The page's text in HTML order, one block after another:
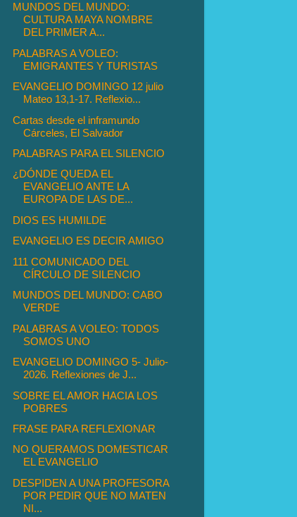
MUNDOS DEL MUNDO:
CULTURA MAYA NOMBRE
DEL PRIMER A...
PALABRAS A VOLEO:
EMIGRANTES Y TURISTAS
EVANGELIO DOMINGO 12 julio
Mateo 13,1-17. Reflexio...
Cartas desde el inframundo
Cárceles, El Salvador
PALABRAS PARA EL SILENCIO
¿DÓNDE QUEDA EL
EVANGELIO ANTE LA
EUROPA DE LAS DE...
DIOS ES HUMILDE
EVANGELIO ES DECIR AMIGO
111 COMUNICADO DEL
CÍRCULO DE SILENCIO
MUNDOS DEL MUNDO: CABO
VERDE
PALABRAS A VOLEO: TODOS
SOMOS UNO
EVANGELIO DOMINGO 5- Julio-
2026. Reflexiones de J...
SOBRE EL AMOR HACIA LOS
POBRES
FRASE PARA REFLEXIONAR
NO QUERAMOS DOMESTICAR
EL EVANGELIO
DESPIDEN A UNA PROFESORA
POR PEDIR QUE NO MATEN
NI...